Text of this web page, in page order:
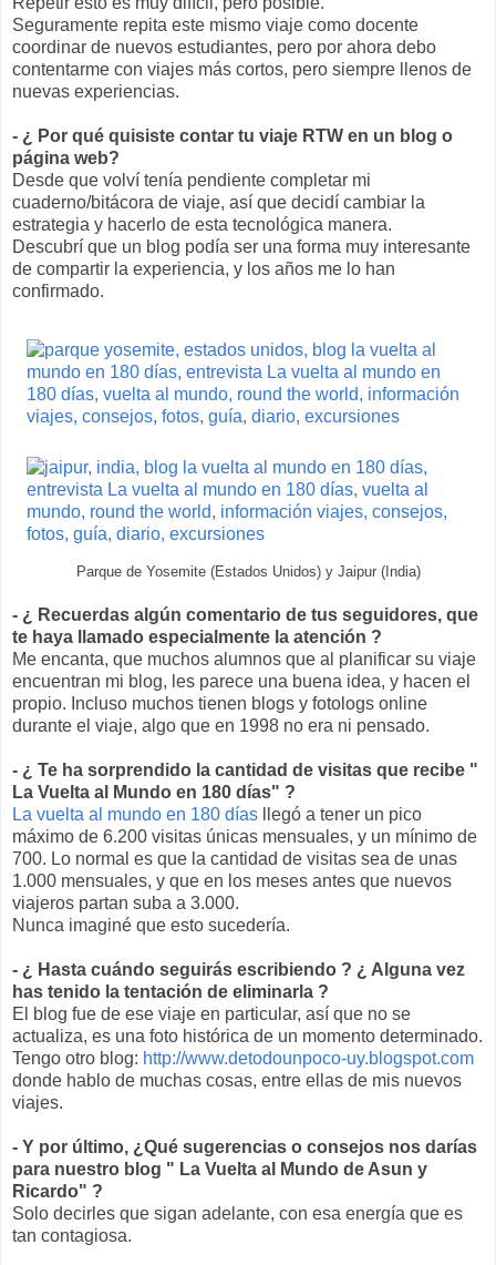
Seguramente repita este mismo viaje como docente
coordinar de nuevos estudiantes, pero por ahora debo
contentarme con viajes más cortos, pero siempre llenos de
nuevas experiencias.
- ¿ Por qué quisiste contar tu viaje RTW en un blog o
página web?
Desde que volví tenía pendiente completar mi
cuaderno/bitácora de viaje, así que decidí cambiar la
estrategia y hacerlo de esta tecnológica manera.
Descubrí que un blog podía ser una forma muy interesante
de compartir la experiencia, y los años me lo han
confirmado.
Parque de Yosemite (Estados Unidos) y Jaipur (India)
- ¿ Recuerdas algún comentario de tus seguidores, que
te haya llamado especialmente la atención ?
Me encanta, que muchos alumnos que al planificar su viaje
encuentran mi blog, les parece una buena idea, y hacen el
propio. Incluso muchos tienen blogs y fotologs online
durante el viaje, algo que en 1998 no era ni pensado.
- ¿ Te ha sorprendido la cantidad de visitas que recibe "
La Vuelta al Mundo en 180 días" ?
La vuelta al mundo en 180 días llegó a tener un pico
máximo de 6.200 visitas únicas mensuales, y un mínimo de
700. Lo normal es que la cantidad de visitas sea de unas
1.000 mensuales, y que en los meses antes que nuevos
viajeros partan suba a 3.000.
Nunca imaginé que esto sucedería.
- ¿ Hasta cuándo seguirás escribiendo ? ¿ Alguna vez
has tenido la tentación de eliminarla ?
El blog fue de ese viaje en particular, así que no se
actualiza, es una foto histórica de un momento determinado.
Tengo otro blog: http://www.detodounpoco-uy.blogspot.com
donde hablo de muchas cosas, entre ellas de mis nuevos
viajes.
- Y por último, ¿Qué sugerencias o consejos nos darías
para nuestro blog " La Vuelta al Mundo de Asun y
Ricardo" ?
Solo decirles que sigan adelante, con esa energía que es
tan contagiosa.